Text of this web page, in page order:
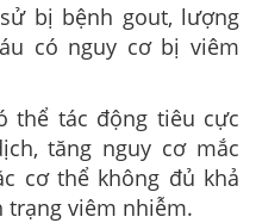
bị bệnh gout, lượng
có nguy cơ bị viêm
thể tác động tiêu cực
tăng nguy cơ mắc
cơ thể không đủ khả
trạng viêm nhiễm.